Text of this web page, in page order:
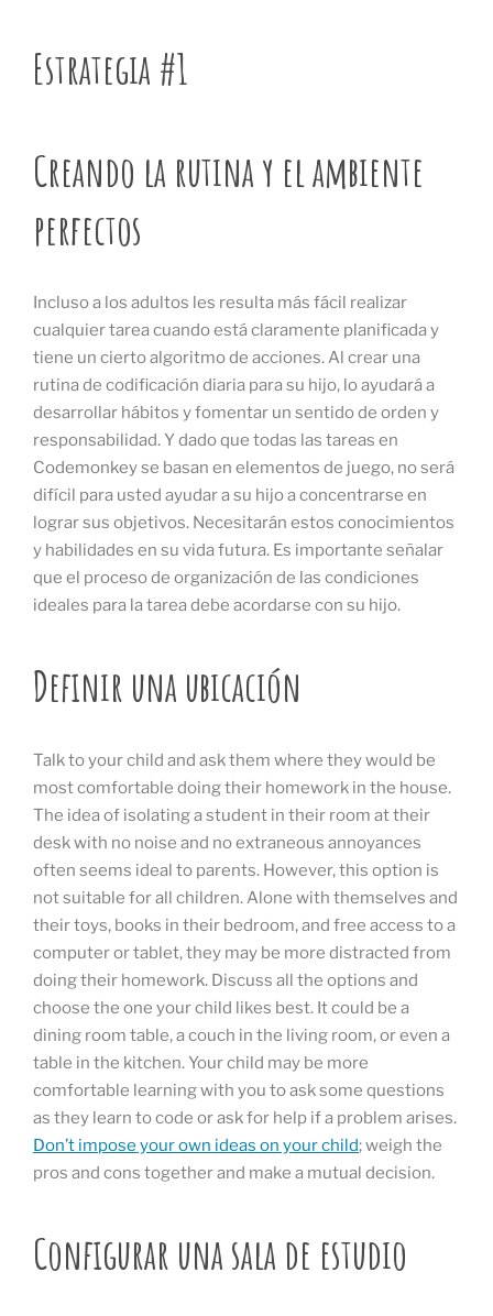
Estrategia #1
Creando la rutina y el ambiente
perfectos
Incluso a los adultos les resulta más fácil realizar
cualquier tarea cuando está claramente planificada y
tiene un cierto algoritmo de acciones. Al crear una
rutina de codificación diaria para su hijo, lo ayudará a
desarrollar hábitos y fomentar un sentido de orden y
responsabilidad. Y dado que todas las tareas en
Codemonkey se basan en elementos de juego, no será
difícil para usted ayudar a su hijo a concentrarse en
lograr sus objetivos. Necesitarán estos conocimientos
y habilidades en su vida futura. Es importante señalar
que el proceso de organización de las condiciones
ideales para la tarea debe acordarse con su hijo.
Definir una ubicación
Talk to your child and ask them where they would be
most comfortable doing their homework in the house.
The idea of isolating a student in their room at their
desk with no noise and no extraneous annoyances
often seems ideal to parents. However, this option is
not suitable for all children. Alone with themselves and
their toys, books in their bedroom, and free access to a
computer or tablet, they may be more distracted from
doing their homework. Discuss all the options and
choose the one your child likes best. It could be a
dining room table, a couch in the living room, or even a
table in the kitchen. Your child may be more
comfortable learning with you to ask some questions
as they learn to code or ask for help if a problem arises.
Don’t impose your own ideas on your child; weigh the
pros and cons together and make a mutual decision.
Configurar una sala de estudio